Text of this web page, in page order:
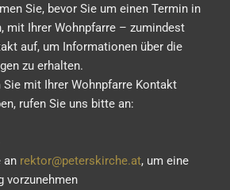
Sie, bevor Sie um einen Termin in
mit Ihrer Wohnpfarre – zumindest
auf, um Informationen über die
zu erhalten.
Sie mit Ihrer Wohnpfarre Kontakt
rufen Sie uns bitte an:
an rektor@peterskirche.at, um eine
vorzunehmen